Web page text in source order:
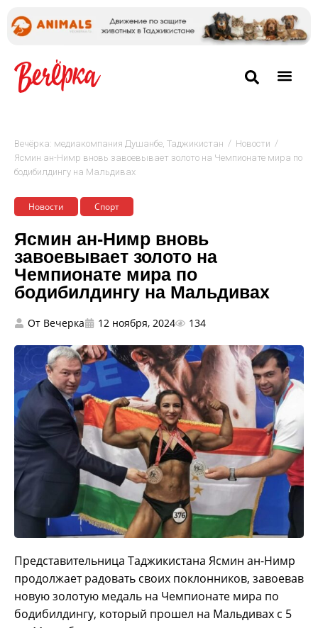
Вечёрка: медиакомпания Душанбе, Таджикистан / Новости /
Ясмин ан-Нимр вновь завоевывает золото на Чемпионате мира по
бодибилдингу на Мальдивах
Новости Спорт
Ясмин ан-Нимр вновь
завоевывает золото на
Чемпионате мира по
бодибилдингу на Мальдивах
От Вечерка 12 ноября, 2024 134
Представительница Таджикистана Ясмин ан-Нимр
продолжает радовать своих поклонников, завоевав
новую золотую медаль на Чемпионате мира по
бодибилдингу, который прошел на Мальдивах с 5